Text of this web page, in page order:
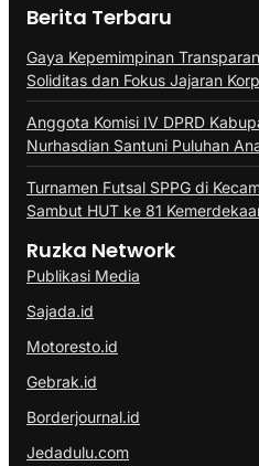
Berita Terbaru
Gaya Kepemimpinan
Soliditas dan Fokus Jajaran
Anggota Komisi IV DPRD
Nurhasdian Santuni Puluhan
Turnamen Futsal SPPG di
Sambut HUT ke 81
Ruzka Network
Publikasi Media
Sajada.id
Motoresto.id
Gebrak.id
Borderjournal.id
Jedadulu.com